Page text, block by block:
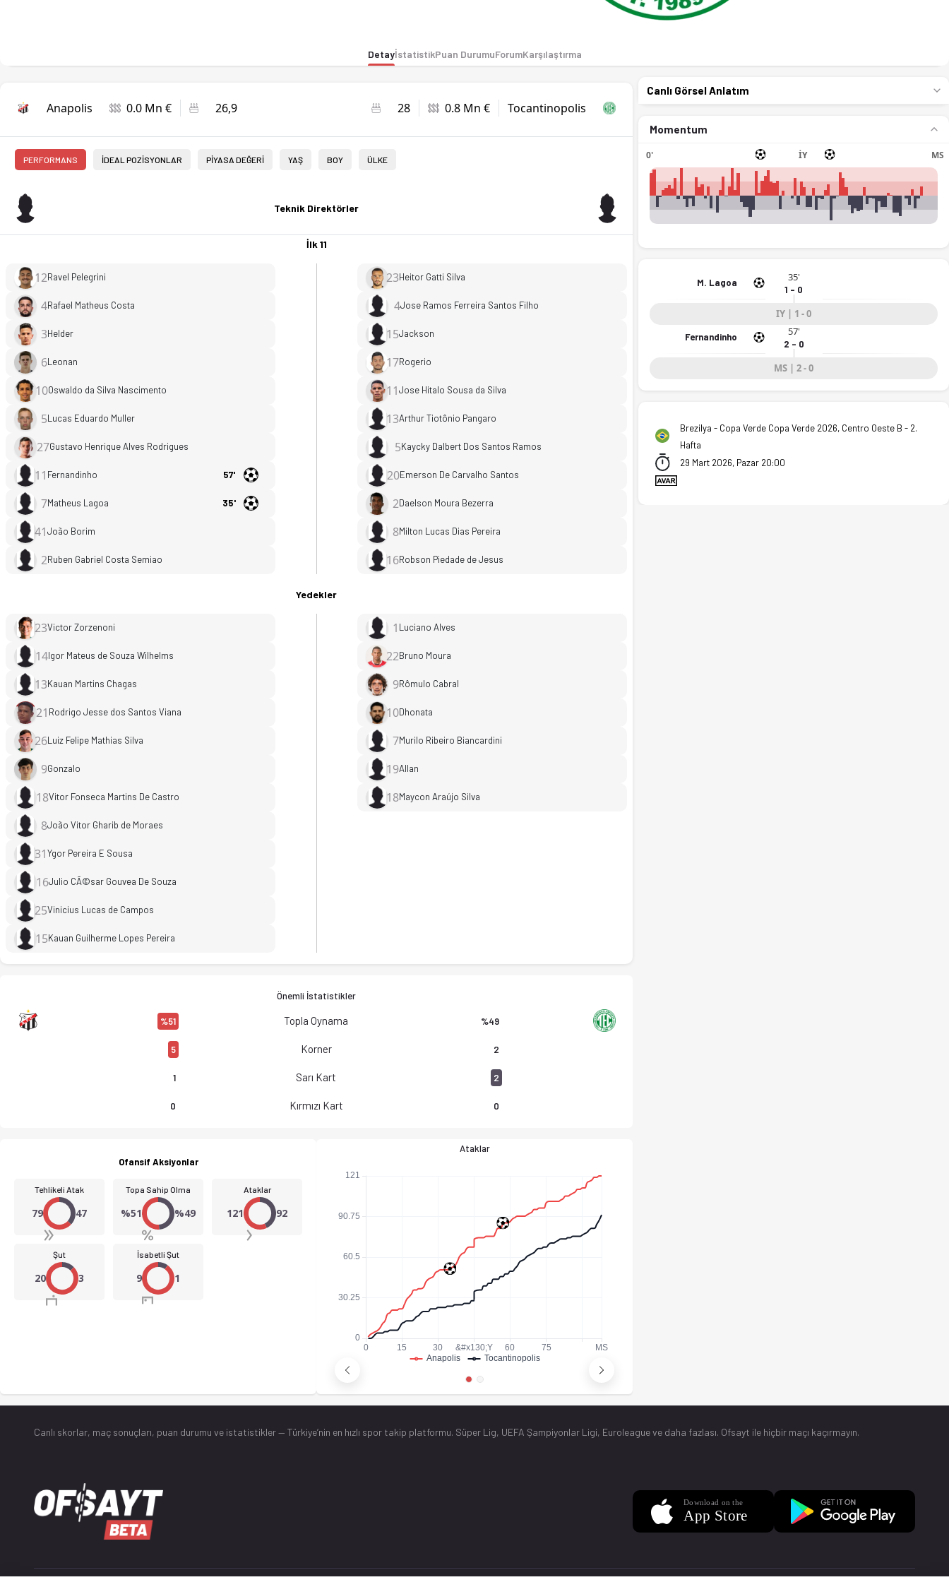
Anapolis FC - Tocantinopolis 2-0 bitti. Gol anları, kadro, istatistikler, puan durumu ve iddaa oranları Ofsayt'ta. (29.03.2026)
DetayİstatistikPuan DurumuForumKarşılaştırma
Anapolis 0.0 Mn € 26,9 Tocantinopolis
0.8 Mn €
28
PERFORMANS İDEAL POZİSYONLAR PİYASA DEĞERİ YAŞ BOY ÜLKE
Teknik Direktörler
İlk 11
12Ravel Pelegrini
4Rafael Matheus Costa
3Helder
6Leonan
10Oswaldo da Silva Nascimento
5Lucas Eduardo Muller
27Gustavo Henrique Alves Rodrigues
11 Fernandinho 57'
7Matheus Lagoa 35'
41João Borim
2Ruben Gabriel Costa Semiao
23Heitor Gatti Silva
4Jose Ramos Ferreira Santos Filho
15Jackson
17Rogerio
11Jose Hitalo Sousa da Silva
13Arthur Tiotônio Pangaro
5Kaycky Dalbert Dos Santos Ramos
20Emerson De Carvalho Santos
2Daelson Moura Bezerra
8Milton Lucas Dias Pereira
16Robson Piedade de Jesus
Yedekler
23Victor Zorzenoni
14Igor Mateus de Souza Wilhelms
13Kauan Martins Chagas
21 Rodrigo Jesse dos Santos Viana
26Luiz Felipe Mathias Silva
9Gonzalo
18Vitor Fonseca Martins De Castro
8João Vitor Gharib de Moraes
31Ygor Pereira E Sousa
16Julio CÃ©sar Gouvea De Souza
25Vinicius Lucas de Campos
15Kauan Guilherme Lopes Pereira
1 Luciano Alves
22Bruno Moura
9Rômulo Cabral
10Dhonata
7Murilo Ribeiro Biancardini
19Allan
18Maycon Araújo Silva
Önemli İstatistikler
%51 Topla Oynama %49
5 Korner 2
1 Sarı Kart 2
0 Kırmızı Kart 0
Ofansif Aksiyonlar
Tehlikeli Atak
79 47
Topa Sahip Olma
%51 %49
Ataklar
121 92
Şut
20 3
İsabetli Şut
9 1
Ataklar
Canlı Görsel Anlatım
Momentum
0' İY MS
M. Lagoa 35'
1 - 0
IY | 1 - 0
Fernandinho 57'
2 - 0
MS | 2 - 0
Brezilya - Copa Verde Copa Verde 2026, Centro Oeste B - 2.
Hafta
29 Mart 2026, Pazar 20:00
Canlı skorlar, maç sonuçları, puan durumu ve istatistikler — Türkiye’nin en hızlı spor takip platformu. Süper Lig, UEFA Şampiyonlar Ligi, Euroleague ve daha fazlası. Ofsayt ile hiçbir maçı kaçırmayın.